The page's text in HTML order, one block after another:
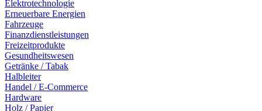
Elektrotechnologie
Erneuerbare Energien
Fahrzeuge
Finanzdienstleistungen
Freizeitprodukte
Gesundheitswesen
Getränke / Tabak
Halbleiter
Handel / E-Commerce
Hardware
Holz / Papier